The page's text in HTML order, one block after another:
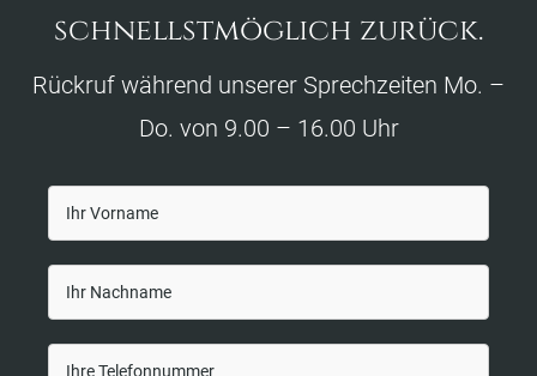
schnellstmöglich zurück.
Rückruf während unserer Sprechzeiten Mo. –
Do. von 9.00 – 16.00 Uhr